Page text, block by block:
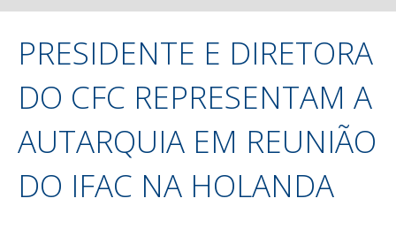
PRESIDENTE E DIRETORA
DO CFC REPRESENTAM A
AUTARQUIA EM REUNIÃO
DO IFAC NA HOLANDA